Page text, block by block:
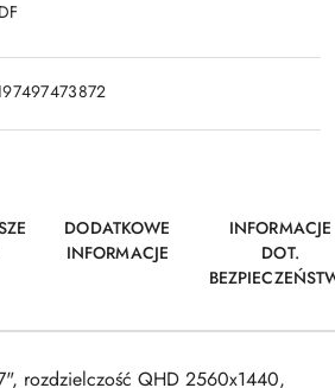
DODATKOWE
INFORMACJE
INFORMACJE
DOT.
rozdzielczość QHD 2560x1440,